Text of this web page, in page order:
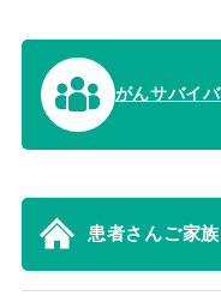
がんサバイ
患者さんご家